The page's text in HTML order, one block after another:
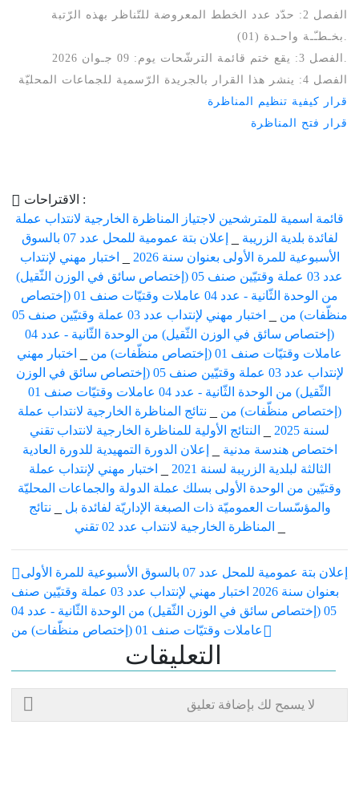
الفصل 2: حدّد عدد الخطط المعروضة للتّناظر بهذه الرّتبة
الفصل 4: ينشر هذا القرار بالجريدة الرّسمية للجماعات المحليّة
قرار كيفية تنظيم المناظرة
قرار فتح المناظرة
الاقتراحات :
قائمة اسمية للمترشحين لاجتياز المناظرة الخارجية لانتداب عملة
لفائدة بلدية الزريبة
إعلان بتة عمومية للمحل عدد 07 بالسوق
الأسبوعية للمرة الأولى بعنوان سنة 2026
اختبار مهني لإنتداب
عدد 03 عملة وقتيّين صنف 05 (إختصاص سائق في الوزن الثّقيل)
من الوحدة الثّانية - عدد 04 عاملات وقتيّات صنف 01 (إختصاص
منظّفات) من
اختبار مهني لإنتداب عدد 03 عملة وقتيّين صنف 05
(إختصاص سائق في الوزن الثّقيل) من الوحدة الثّانية - عدد 04
عاملات وقتيّات صنف 01 (إختصاص منظّفات) من
اختبار مهني
لإنتداب عدد 03 عملة وقتيّين صنف 05 (إختصاص سائق في الوزن
الثّقيل) من الوحدة الثّانية - عدد 04 عاملات وقتيّات صنف 01
(إختصاص منظّفات) من
نتائج المناظرة الخارجية لانتداب عملة
لسنة 2025
النتائج الأولية للمناظرة الخارجية لانتداب تقني
اختصاص هندسة مدنية
إعلان الدورة التمهيدية للدورة العادية
الثالثة لبلدية الزريبة لسنة 2021
اختبار مهني لإنتداب عملة
وقتيّين من الوحدة الأولى بسلك عملة الدولة والجماعات المحليّة
والمؤسّسات العموميّة ذات الصبغة الإداريّة لفائدة بل
نتائج
المناظرة الخارجية لانتداب عدد 02 تقني
إعلان بتة عمومية للمحل عدد 07 بالسوق الأسبوعية للمرة الأولى
بعنوان سنة 2026
اختبار مهني لإنتداب عدد 03 عملة وقتيّين صنف
05 (إختصاص سائق في الوزن الثّقيل) من الوحدة الثّانية - عدد 04
عاملات وقتيّات صنف 01 (إختصاص منظّفات) من
التعليقات
لا يسمح لك بإضافة تعليق